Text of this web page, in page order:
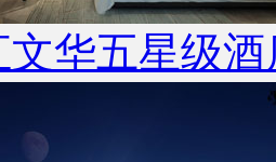
文华五星级